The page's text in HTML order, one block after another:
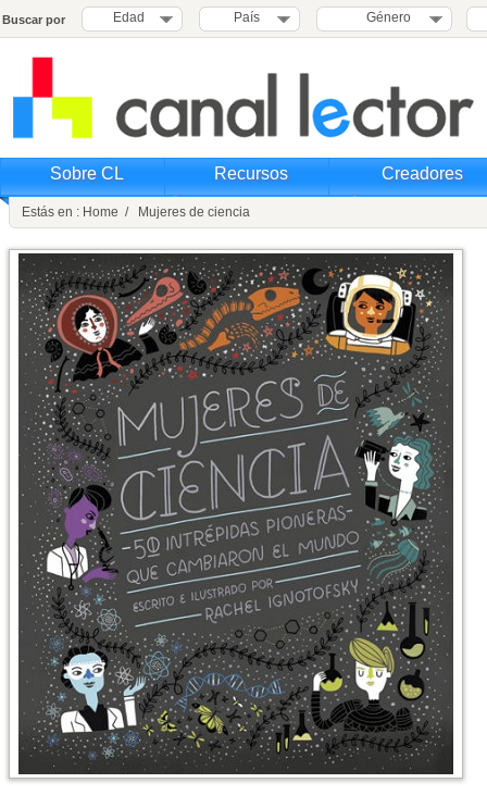
Buscar por Edad País Género
Sobre CL Recursos Creadores
Estás en : Home / Mujeres de ciencia